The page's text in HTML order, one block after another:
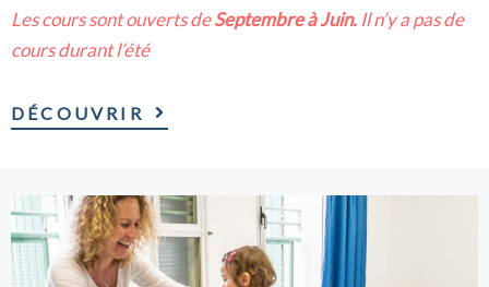
Les cours sont ouverts deSeptembre à Juin. Il n’y a pas de
cours durant l’été
DÉCOUVRIR